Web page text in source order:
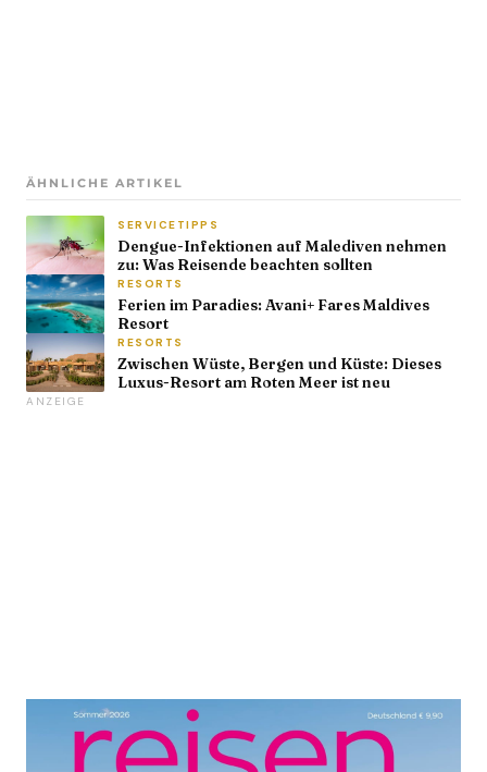
ÄHNLICHE ARTIKEL
SERVICETIPPS
Dengue-Infektionen auf Malediven nehmen
zu: Was Reisende beachten sollten
RESORTS
Ferien im Paradies: Avani+ Fares Maldives
Resort
RESORTS
Zwischen Wüste, Bergen und Küste: Dieses
Luxus-Resort am Roten Meer ist neu
ANZEIGE